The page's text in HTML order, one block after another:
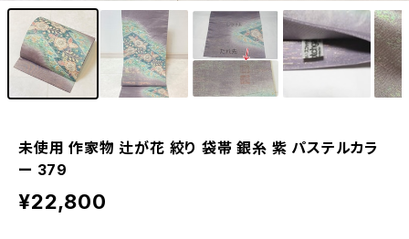
未使用 作家物 辻が花 絞り 袋帯 銀糸 紫 パステルカラ
ー 379
¥22,800